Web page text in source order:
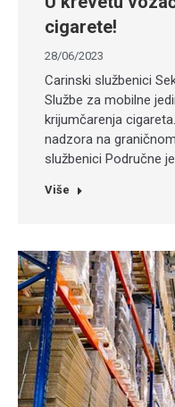
cigarete!
28/06/2023
Carinski službenici
Službe za mobilne
krijumčarenja
nadzora na
službenici Područne
Više